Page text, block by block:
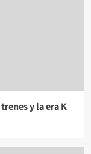
y la era K